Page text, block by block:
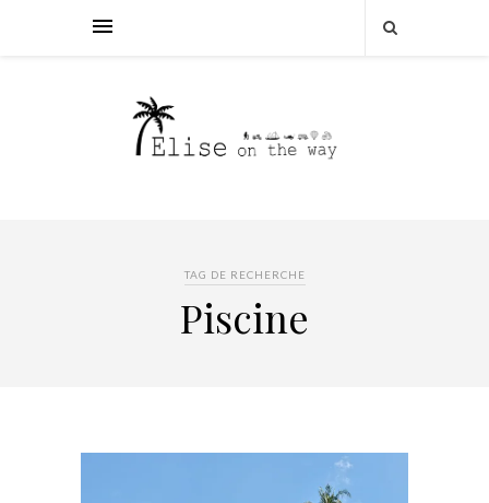
TAG DE RECHERCHE
Piscine